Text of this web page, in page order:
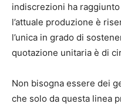
indiscrezioni ha raggiunto
l’attuale produzione è
l’unica in grado di
quotazione unitaria è di
Non bisogna essere dei
che solo da questa linea